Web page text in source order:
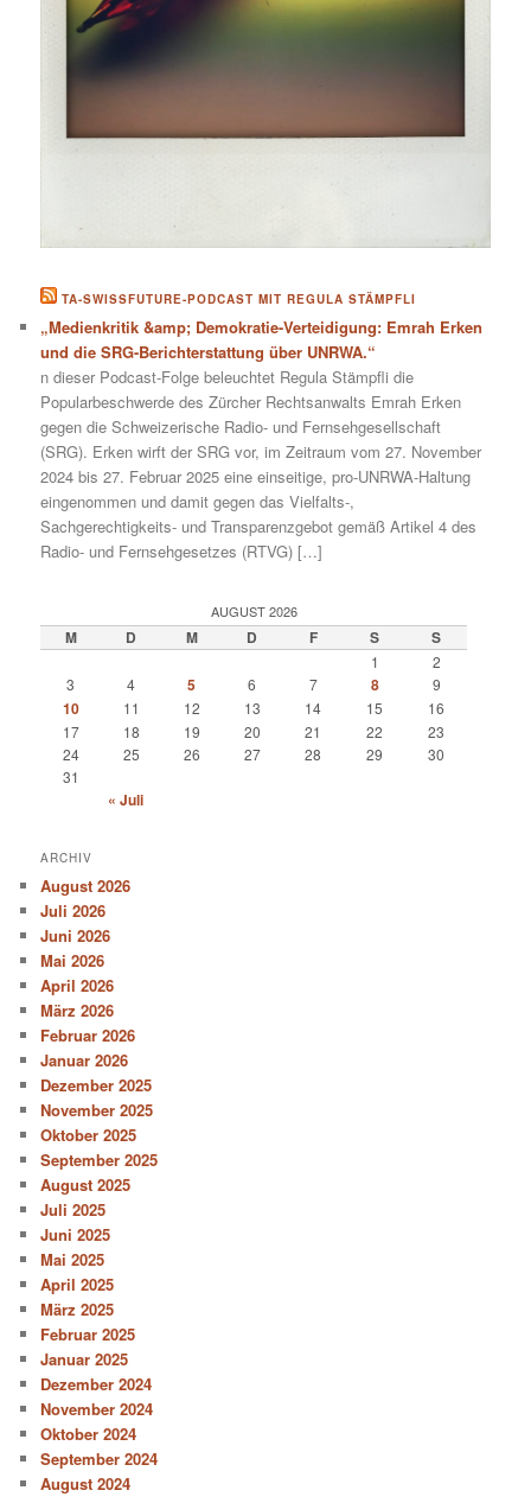
TA-SWISSFUTURE-PODCAST MIT REGULA STÄMPFLI
„Medienkritik &amp; Demokratie-Verteidigung: Emrah Erken
und die SRG-Berichterstattung über UNRWA.“
n dieser Podcast-Folge beleuchtet Regula Stämpfli die
Popularbeschwerde des Zürcher Rechtsanwalts Emrah Erken
gegen die Schweizerische Radio- und Fernsehgesellschaft
(SRG). Erken wirft der SRG vor, im Zeitraum vom 27. November
2024 bis 27. Februar 2025 eine einseitige, pro-UNRWA-Haltung
eingenommen und damit gegen das Vielfalts-,
Sachgerechtigkeits- und Transparenzgebot gemäß Artikel 4 des
Radio- und Fernsehgesetzes (RTVG) […]
AUGUST 2026
M D M D F S S
1
2
3
4 5 6 7 8 9
10 11 12 13 14 15
16
17
18 19 20 21 22
23
24
25 26 27 28 29
30
31
« Juli
ARCHIV
August 2026
Juli 2026
Juni 2026
Mai 2026
April 2026
März 2026
Februar 2026
Januar 2026
Dezember 2025
November 2025
Oktober 2025
September 2025
August 2025
Juli 2025
Juni 2025
Mai 2025
April 2025
März 2025
Februar 2025
Januar 2025
Dezember 2024
November 2024
Oktober 2024
September 2024
August 2024